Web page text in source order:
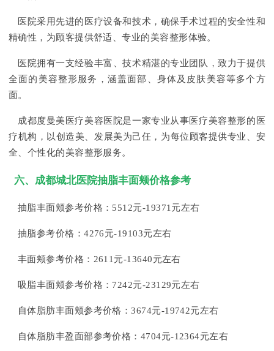
医院采用先进的医疗设备和技术，确保手术过程的安全性和
精确性，为顾客提供舒适、专业的美容整形体验。
医院拥有一支经验丰富、技术精湛的专业团队，致力于提供
全面的美容整形服务，涵盖面部、身体及皮肤美容等多个方
面。
成都度曼美医疗美容医院是一家专业从事医疗美容整形的医
疗机构，以创造美、发展美为己任，为每位顾客提供专业、安
全、个性化的美容整形服务。
六、成都城北医院抽脂丰面颊价格参考
抽脂丰面颊参考价格：5512元-19371元左右
抽脂参考价格：4276元-19103元左右
丰面颊参考价格：2611元-13640元左右
吸脂丰面颊参考价格：7242元-23129元左右
自体脂肪丰面颊参考价格：3674元-19742元左右
自体脂肪丰盈面部参考价格：4704元-12364元左右